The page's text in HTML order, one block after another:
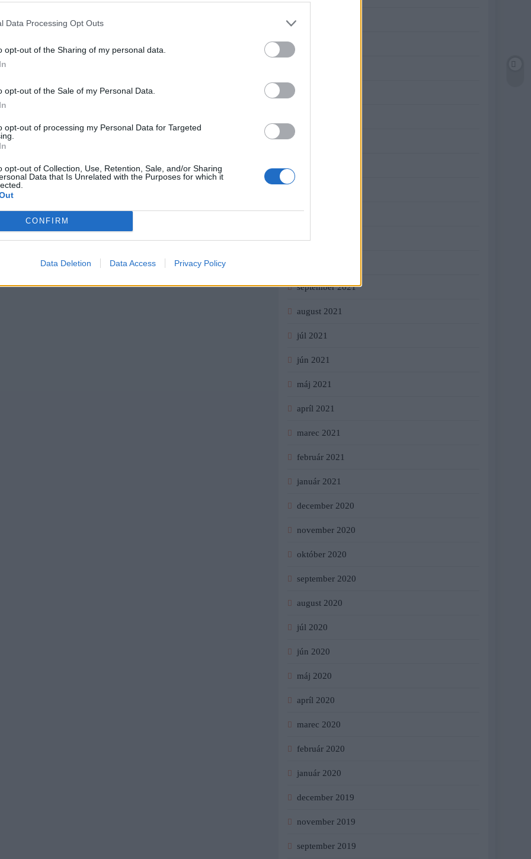
Data Processing Opt Outs
opt-out of the Sharing of my personal data.
opt-out of the Sale of my Personal Data.
opt-out of processing my Personal Data for Targeted
opt-out of Collection, Use, Retention, Sale, and/or Sharing
Data that Is Unrelated with the Purposes for which it
CONFIRM
Data Deletion Data Access Privacy Policy
december 2021
november 2021
september 2021
august 2021
júl 2021
jún 2021
máj 2021
apríl 2021
marec 2021
február 2021
január 2021
december 2020
november 2020
október 2020
september 2020
august 2020
júl 2020
jún 2020
máj 2020
apríl 2020
marec 2020
február 2020
január 2020
december 2019
november 2019
september 2019